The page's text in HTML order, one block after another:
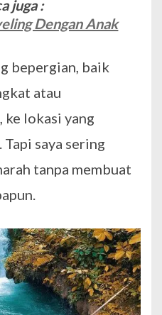
juga :
Dengan Anak
bepergian, baik
atau
ke lokasi yang
saya sering
tanpa membuat